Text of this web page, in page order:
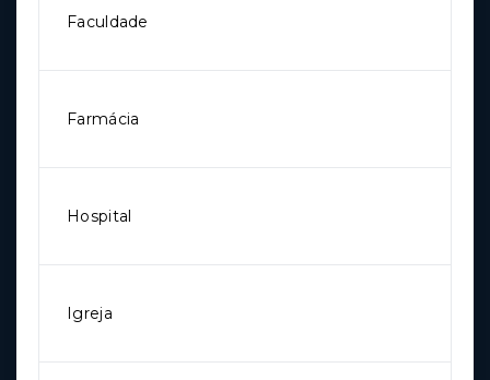
Faculdade
Farmácia
Hospital
Igreja